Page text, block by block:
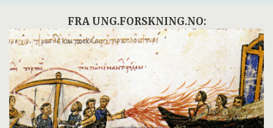
FRA UNG.FORSKNING.NO: